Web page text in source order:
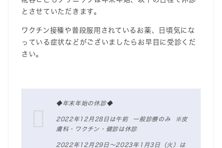
とさせていただきます。
ワクチン接種や普段服用されているお薬、日頃気にな
っている症状などがございましたらお早目に受診くだ
さい。
◆年末年始の休診◆
2022年12月28日は午前 一般診療のみ ※皮
膚科・ワクチン・健診は休診
2022年12月29日～2023年1月3日（火）は